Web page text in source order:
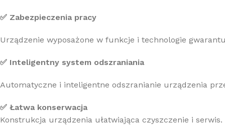
✅ Zabezpieczenia pracy
Urządzenie wyposażone w funkcje i technologie
✅ Inteligentny system odszraniania
Automatyczne i inteligentne odszranianie urządzenia
✅ Łatwa konserwacja
Konstrukcja urządzenia ułatwiająca czyszczenie i serwis.